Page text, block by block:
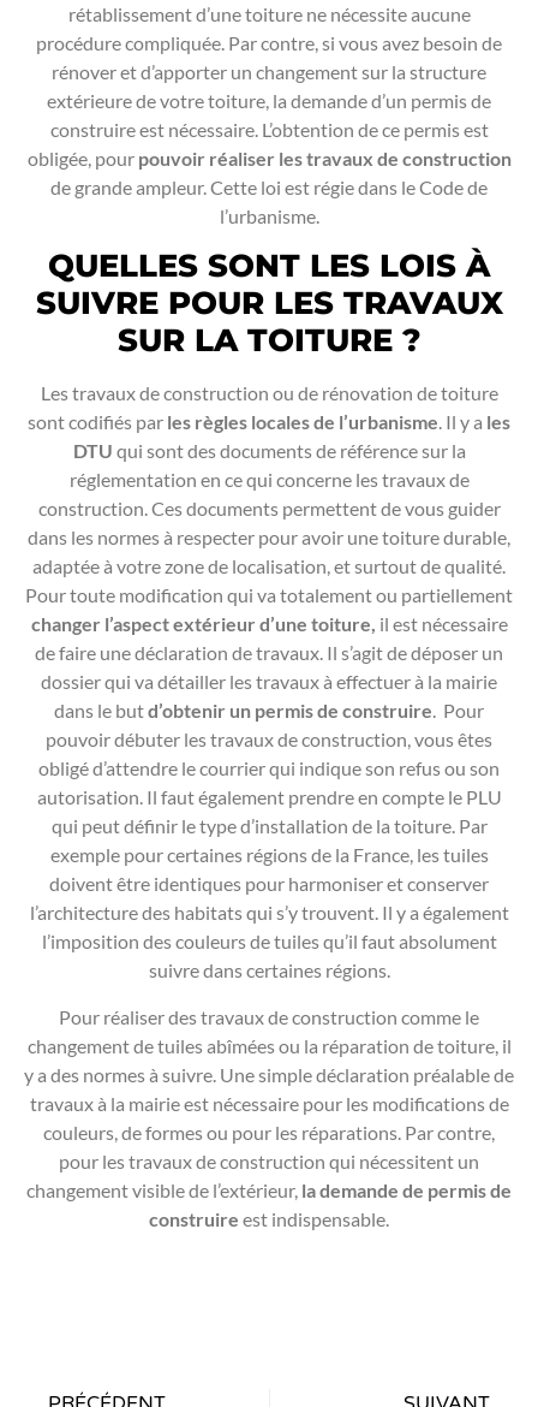
rétablissement d’une toiture ne nécessite aucune
procédure compliquée. Par contre, si vous avez besoin de
rénover et d’apporter un changement sur la structure
extérieure de votre toiture, la demande d’un permis de
construire est nécessaire. L’obtention de ce permis est
obligée, pour pouvoir réaliser les travaux de construction
de grande ampleur. Cette loi est régie dans le Code de
l’urbanisme.
QUELLES SONT LES LOIS À
SUIVRE POUR LES TRAVAUX
SUR LA TOITURE ?
Les travaux de construction ou de rénovation de toiture
sont codifiés par les règles locales de l’urbanisme. Il y a les
DTU qui sont des documents de référence sur la
réglementation en ce qui concerne les travaux de
construction. Ces documents permettent de vous guider
dans les normes à respecter pour avoir une toiture durable,
adaptée à votre zone de localisation, et surtout de qualité.
Pour toute modification qui va totalement ou partiellement
changer l’aspect extérieur d’une toiture, il est nécessaire
de faire une déclaration de travaux. Il s’agit de déposer un
dossier qui va détailler les travaux à effectuer à la mairie
dans le butd’obtenir un permis de construire. Pour
pouvoir débuter les travaux de construction, vous êtes
obligé d’attendre le courrier qui indique son refus ou son
autorisation. Il faut également prendre en compte le PLU
qui peut définir le type d’installation de la toiture. Par
exemple pour certaines régions de la France, les tuiles
doivent être identiques pour harmoniser et conserver
l’architecture des habitats qui s’y trouvent. Il y a également
l’imposition des couleurs de tuiles qu’il faut absolument
suivre dans certaines régions.
Pour réaliser des travaux de construction comme le
changement de tuiles abîmées ou la réparation de toiture, il
y a des normes à suivre. Une simple déclaration préalable de
travaux à la mairie est nécessaire pour les modifications de
couleurs, de formes ou pour les réparations. Par contre,
pour les travaux de construction qui nécessitent un
changement visible de l’extérieur, la demande de permis de
construire est indispensable.